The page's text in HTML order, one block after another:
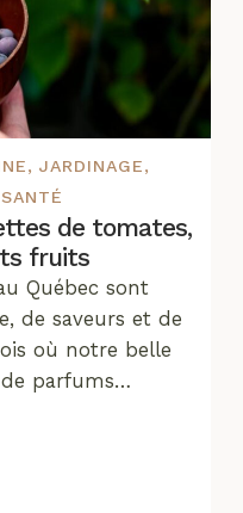
, JARDINAGE,
SANTÉ
de tomates,
fruits
Québec sont
de saveurs et de
où notre belle
parfums…